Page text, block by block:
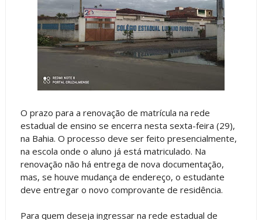
O prazo para a renovação de matrícula na rede
estadual de ensino se encerra nesta sexta-feira (29),
na Bahia. O processo deve ser feito presencialmente,
na escola onde o aluno já está matriculado. Na
renovação não há entrega de nova documentação,
mas, se houve mudança de endereço, o estudante
deve entregar o novo comprovante de residência.
Para quem deseja ingressar na rede estadual de